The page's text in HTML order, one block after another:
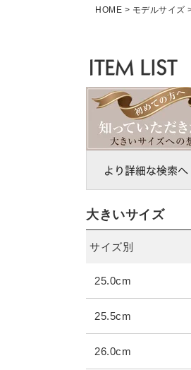
HOME モデルサイズ
大きいサイズ
サイズ別
25.0cm
25.5cm
26.0cm